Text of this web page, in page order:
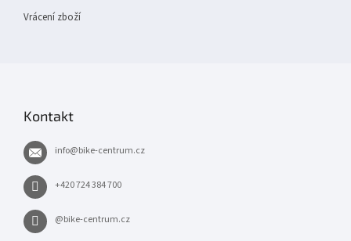
Vrácení zboží
Kontakt
info@bike-centrum.cz
+420 724 384 700
@bike-centrum.cz